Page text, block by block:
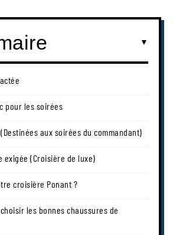
pour les soirées
aux soirées du commandant)
exigée (Croisière de luxe)
croisière Ponant ?
les bonnes chaussures de